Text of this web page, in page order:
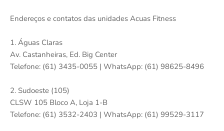
Endereços e contatos das unidades Acuas Fitness
1. Águas Claras
Av. Castanheiras, Ed. Big Center
Telefone: (61) 3435-0055 | WhatsApp: (61) 98625-8496
2. Sudoeste (105)
CLSW 105 Bloco A, Loja 1-B
Telefone: (61) 3532-2403 | WhatsApp: (61) 99529-3117